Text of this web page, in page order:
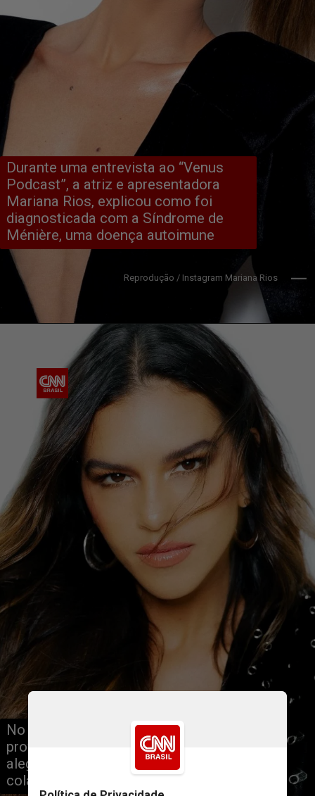
Durante uma entrevista ao “Venus
Podcast”, a atriz e apresentadora
Mariana Rios, explicou como foi
diagnosticada com a Síndrome de
Ménière, uma doença autoimune
Reprodução / Instagram Mariana Rios
No caso da artista, a síndrome foi
provocada pelo estresse. Mariana
alegou que seu corpo entrou em
colapso